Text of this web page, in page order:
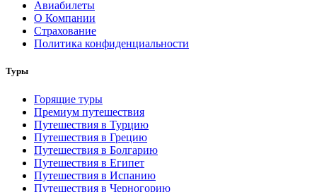
Авиабилеты
О Компании
Страхование
Политика конфиденциальности
Туры
Горящие туры
Премиум путешествия
Путешествия в Турцию
Путешествия в Грецию
Путешествия в Болгарию
Путешествия в Египет
Путешествия в Испанию
Путешествия в Черногорию